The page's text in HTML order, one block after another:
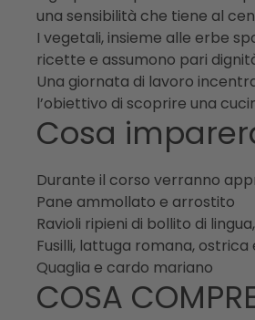
una sensibilità che tiene al
I vegetali, insieme alle erbe
ricette e assumono pari
Una giornata di lavoro
l’obiettivo di scoprire una
Cosa
Durante il corso verranno
Pane ammollato e arrostito
Ravioli ripieni di bollito di
Fusilli, lattuga romana, ostrica
Quaglia e cardo mariano
COSA